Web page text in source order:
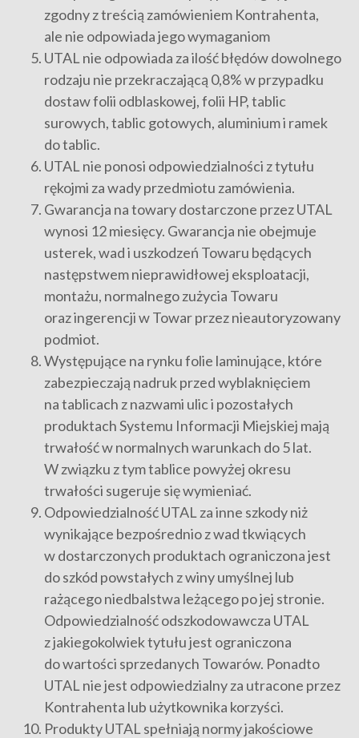
zgodny z treścią zamówieniem Kontrahenta,
ale nie odpowiada jego wymaganiom
UTAL nie odpowiada za ilość błędów dowolnego
rodzaju nie przekraczającą 0,8% w przypadku
dostaw folii odblaskowej, folii HP, tablic
surowych, tablic gotowych, aluminium i ramek
do tablic.
UTAL nie ponosi odpowiedzialności z tytułu
rękojmi za wady przedmiotu zamówienia.
Gwarancja na towary dostarczone przez UTAL
wynosi 12 miesięcy. Gwarancja nie obejmuje
usterek, wad i uszkodzeń Towaru będących
następstwem nieprawidłowej eksploatacji,
montażu, normalnego zużycia Towaru
oraz ingerencji w Towar przez nieautoryzowany
podmiot.
Występujące na rynku folie laminujące, które
zabezpieczają nadruk przed wyblaknięciem
na tablicach z nazwami ulic i pozostałych
produktach Systemu Informacji Miejskiej mają
trwałość w normalnych warunkach do 5 lat.
W związku z tym tablice powyżej okresu
trwałości sugeruje się wymieniać.
Odpowiedzialność UTAL za inne szkody niż
wynikające bezpośrednio z wad tkwiących
w dostarczonych produktach ograniczona jest
do szkód powstałych z winy umyślnej lub
rażącego niedbalstwa leżącego po jej stronie.
Odpowiedzialność odszkodowawcza UTAL
z jakiegokolwiek tytułu jest ograniczona
do wartości sprzedanych Towarów. Ponadto
UTAL nie jest odpowiedzialny za utracone przez
Kontrahenta lub użytkownika korzyści.
Produkty UTAL spełniają normy jakościowe